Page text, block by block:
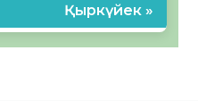
Қыркүйек »